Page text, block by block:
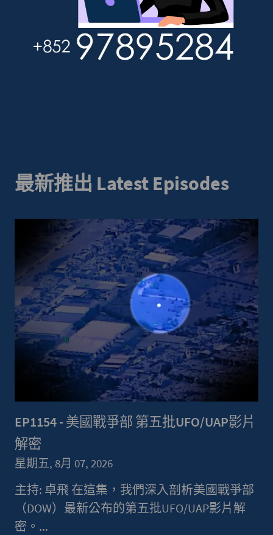
最新推出 Latest Episodes
EP1154 - 美國戰爭部 第五批UFO/UAP影片
解密
星期五, 8月 07, 2026
主持: 卓飛 在這集，我們深入剖析美國戰爭部
（DOW）最新公布的第五批UFO/UAP影片解
密。...